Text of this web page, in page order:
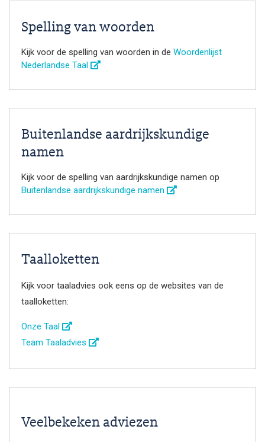
Spelling van woorden
Kijk voor de spelling van woorden in de Woordenlijst
Nederlandse Taal
Buitenlandse aardrijkskundige
namen
Kijk voor de spelling van aardrijkskundige namen op
Buitenlandse aardrijkskundige namen
Taalloketten
Kijk voor taaladvies ook eens op de websites van de
taalloketten:
Onze Taal
Team Taaladvies
Veelbekeken adviezen